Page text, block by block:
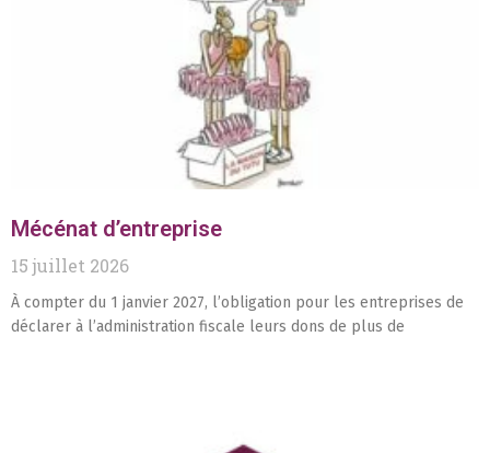
Mécénat d’entreprise
15 juillet 2026
À compter du 1 janvier 2027, l’obligation pour les entreprises de
déclarer à l’administration fiscale leurs dons de plus de